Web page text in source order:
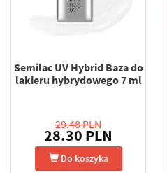
Semilac UV Hybrid Baza do
lakieru hybrydowego 7 ml
29.48 PLN
28.30 PLN
Do koszyka